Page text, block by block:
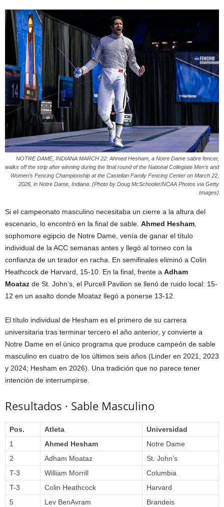
NOTRE DAME, INDIANA MARCH 22: Ahmed Hesham, a Notre Dame sabre fencer,
walks off the strip after winning during the final round of the National Collegiate Men’s and
Women’s Fencing Championship at the Castellan Family Fencing Center on March 22,
2026, in Notre Dame, Indiana. (Photo by Doug McSchooler/NCAA Photos via Getty
Images)
Si el campeonato masculino necesitaba un cierre a la altura del
escenario, lo encontró en la final de sable. Ahmed Hesham,
sophomore egipcio de Notre Dame, venía de ganar el título
individual de la ACC semanas antes y llegó al torneo con la
confianza de un tirador en racha. En semifinales eliminó a Colin
Heathcock de Harvard, 15-10. En la final, frente a Adham
Moataz de St. John’s, el Purcell Pavilion se llenó de ruido local: 15-
12 en un asalto donde Moataz llegó a ponerse 13-12.
El título individual de Hesham es el primero de su carrera
universitaria tras terminar tercero el año anterior, y convierte a
Notre Dame en el único programa que produce campeón de sable
masculino en cuatro de los últimos seis años (Linder en 2021, 2023
y 2024; Hesham en 2026). Una tradición que no parece tener
intención de interrumpirse.
Resultados · Sable Masculino
Pos. Atleta
Universidad
1
Ahmed Hesham
Notre Dame
2
Adham Moataz
St. John’s
T-3
William Morrill
Columbia
T-3
Colin Heathcock
Harvard
5
Lev BenAvram
Brandeis